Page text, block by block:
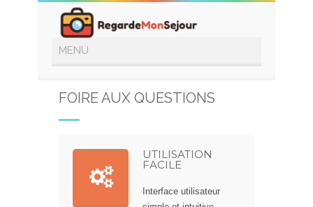
FOIRE AUX QUESTIONS
UTILISATION
FACILE
Interface utilisateur